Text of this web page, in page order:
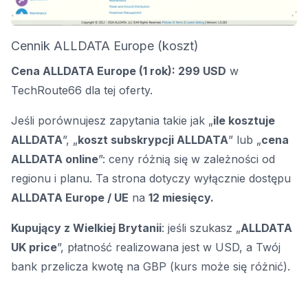
Cennik ALLDATA Europe (koszt)
Cena ALLDATA Europe (1 rok): 299 USD w
TechRoute66 dla tej oferty.
Jeśli porównujesz zapytania takie jak „ile kosztuje
ALLDATA”, „koszt subskrypcji ALLDATA” lub „cena
ALLDATA online”: ceny różnią się w zależności od
regionu i planu. Ta strona dotyczy wyłącznie dostępu
ALLDATA Europe / UE na 12 miesięcy.
Kupujący z Wielkiej Brytanii: jeśli szukasz „ALLDATA
UK price”, płatność realizowana jest w USD, a Twój
bank przelicza kwotę na GBP (kurs może się różnić).